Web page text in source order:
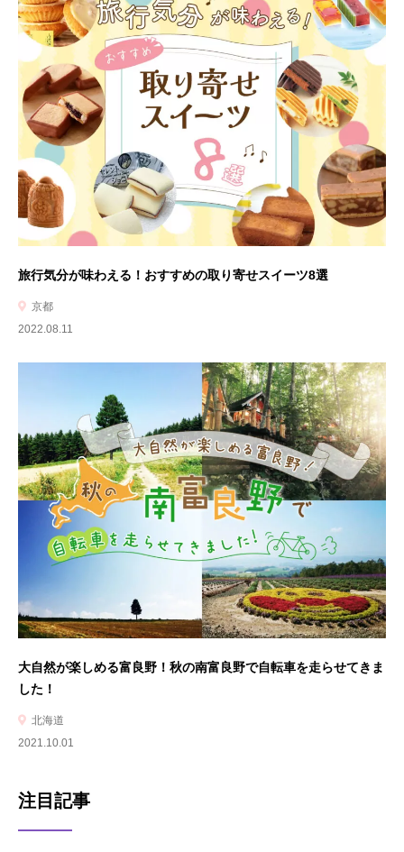
旅行気分が味わえる！おすすめの取り寄せスイーツ8選
京都
2022.08.11
大自然が楽しめる富良野！秋の南富良野で自転車を走らせてきま
した！
北海道
2021.10.01
注目記事